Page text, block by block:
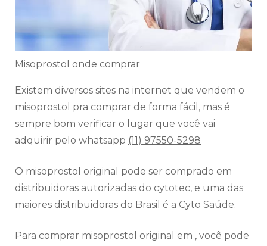
Misoprostol onde comprar
Existem diversos sites na internet que vendem o
misoprostol pra comprar de forma fácil, mas é
sempre bom verificar o lugar que você vai
adquirir pelo whatsapp (11) 97550-5298
O misoprostol original pode ser comprado em
distribuidoras autorizadas do cytotec, e uma das
maiores distribuidoras do Brasil é a Cyto Saúde.
Para comprar misoprostol original em , você pode